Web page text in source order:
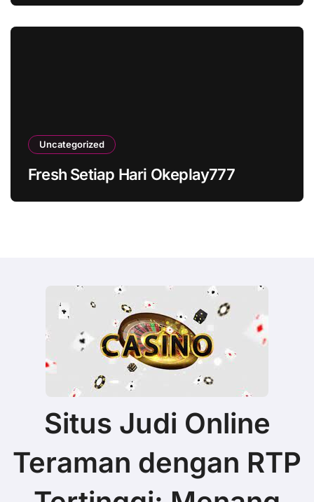
Uncategorized
Fresh Setiap Hari Okeplay777
Situs Judi Online
Teraman dengan RTP